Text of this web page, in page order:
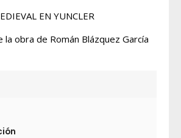
EN YUNCLER
la obra de Román Blázquez García